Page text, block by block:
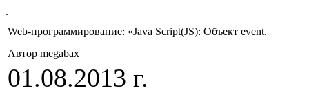
.
Web-программирование: «Java Script(JS): Объект event.
Автор megabax
01.08.2013 г.